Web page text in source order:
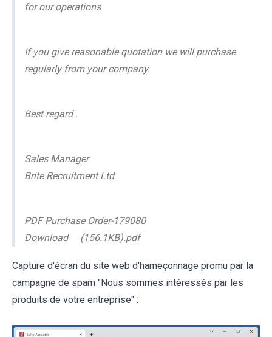
for our operations
If you give reasonable quotation we will purchase
regularly from your company.
Best regard .
Sales Manager
Brite Recruitment Ltd
PDF Purchase Order-179080
Download (156.1KB).pdf
Capture d'écran du site web d'hameçonnage promu par la
campagne de spam "Nous sommes intéressés par les
produits de votre entreprise" :